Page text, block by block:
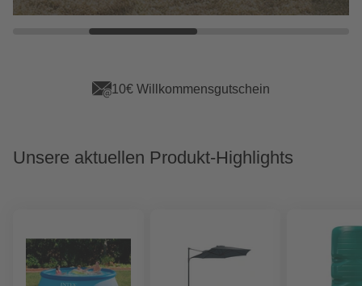
App Vorteile sichern
Unsere aktuellen Produkt-Highlights